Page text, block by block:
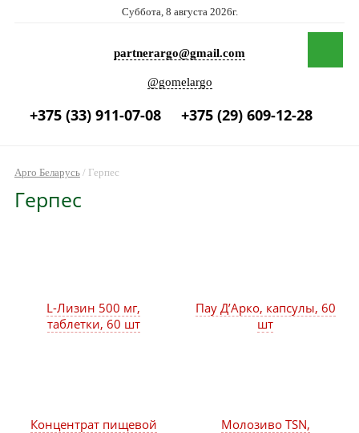
Суббота, 8 августа 2026г.
partnerargo@gmail.com
@gomelargo
+375 (33) 911-07-08 +375 (29) 609-12-28
Арго Беларусь/ Герпес
Герпес
L-Лизин 500 мг,
таблетки, 60 шт
Пау Д’Арко, капсулы, 60
шт
Молозиво TSN,
Концентрат пищевой